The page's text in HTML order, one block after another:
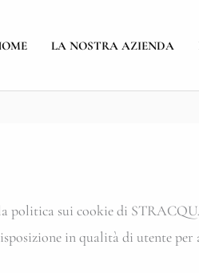
LA NOSTRA AZIENDA
politica sui cookie di
in qualità di utente